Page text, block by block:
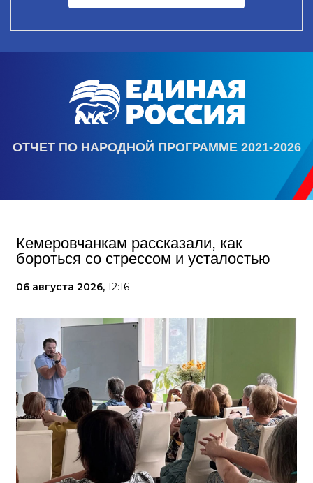
ОТЧЕТ ПО НАРОДНОЙ ПРОГРАММЕ 2021-2026
Кемеровчанкам рассказали, как
бороться со стрессом и усталостью
06 августа 2026, 12:16